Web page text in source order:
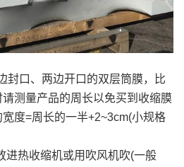
口、两边开口的双层筒膜，比
测量产品的周长以免买到收缩膜
度=周长的一半+2~3cm(小规格
热收缩机或用吹风机吹(一般